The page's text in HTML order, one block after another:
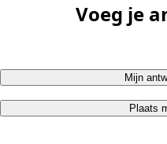
Voeg je
Mijn
Plaats